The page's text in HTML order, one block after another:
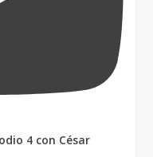
4 con César